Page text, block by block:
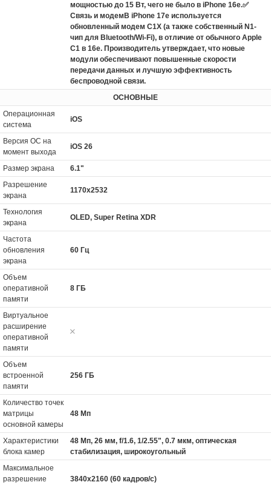
мощностью до 15 Вт, чего не было в iPhone 16e.✅
Связь и модемВ iPhone 17e используется
обновленный модем C1X (а также собственный N1-
чип для Bluetooth/Wi-Fi), в отличие от обычного Apple
C1 в 16e. Производитель утверждает, что новые
модули обеспечивают повышенные скорости
передачи данных и лучшую эффективность
беспроводной связи.
ОСНОВНЫЕ
Операционная
система
iOS
Версия ОС на
момент выхода
iOS 26
Размер экрана
6.1"
Разрешение
экрана
1170x2532
Технология
экрана
OLED, Super Retina XDR
Частота
обновления
экрана
60 Гц
Объем
оперативной
памяти
8 ГБ
Виртуальное
расширение
оперативной
памяти
Объем
встроенной
памяти
256 ГБ
Количество точек
матрицы
основной камеры
48 Мп
Характеристики
блока камер
48 Мп, 26 мм, f/1.6, 1/2.55", 0.7 мкм, оптическая
стабилизация, широкоугольный
Максимальное
разрешение
3840x2160 (60 кадров/с)